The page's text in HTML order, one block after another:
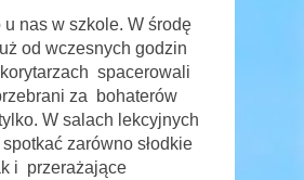
u nas w szkole. W środę
od wczesnych godzin
spacerowali
za bohaterów
W salach lekcyjnych
spotkać zarówno słodkie
i przerażające